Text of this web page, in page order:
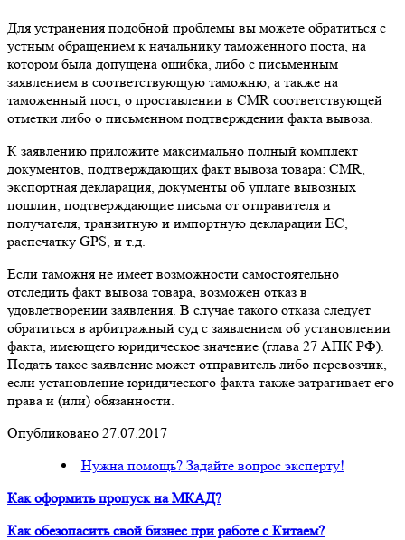
Для устранения подобной проблемы вы можете обратиться с
устным обращением к начальнику таможенного поста, на
котором была допущена ошибка, либо с письменным
заявлением в соответствующую таможню, а также на
таможенный пост, о проставлении в CMR соответствующей
отметки либо о письменном подтверждении факта вывоза.
К заявлению приложите максимально полный комплект
документов, подтверждающих факт вывоза товара: CMR,
экспортная декларация, документы об уплате вывозных
пошлин, подтверждающие письма от отправителя и
получателя, транзитную и импортную декларации ЕС,
распечатку GPS, и т.д.
Если таможня не имеет возможности самостоятельно
отследить факт вывоза товара, возможен отказ в
удовлетворении заявления. В случае такого отказа следует
обратиться в арбитражный суд с заявлением об установлении
факта, имеющего юридическое значение (глава 27 АПК РФ).
Подать такое заявление может отправитель либо перевозчик,
если установление юридического факта также затрагивает его
права и (или) обязанности.
Опубликовано 27.07.2017
Нужна помощь? Задайте вопрос эксперту!
Как оформить пропуск на МКАД?
Как обезопасить свой бизнес при работе с Китаем?